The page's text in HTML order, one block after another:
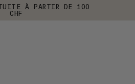
À PARTIR DE 100
CHF